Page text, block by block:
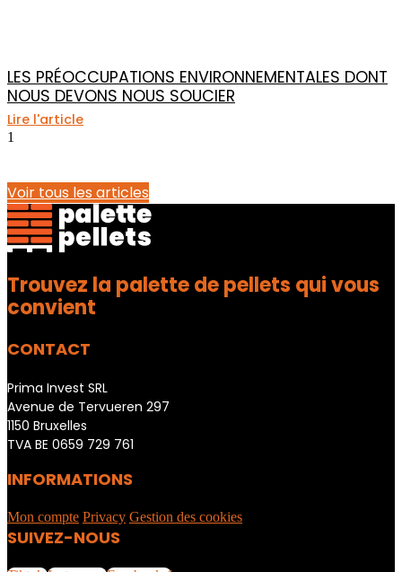
LES PRÉOCCUPATIONS ENVIRONNEMENTALES DONT
NOUS DEVONS NOUS SOUCIER
Lire l'article
Voir tous les articles
Trouvez la palette de pellets qui vous
convient
CONTACT
Prima Invest SRL
Avenue de Tervueren 297
1150 Bruxelles
TVA BE 0659 729 761
INFORMATIONS
Mon compte Privacy Gestion des cookies
SUIVEZ-NOUS